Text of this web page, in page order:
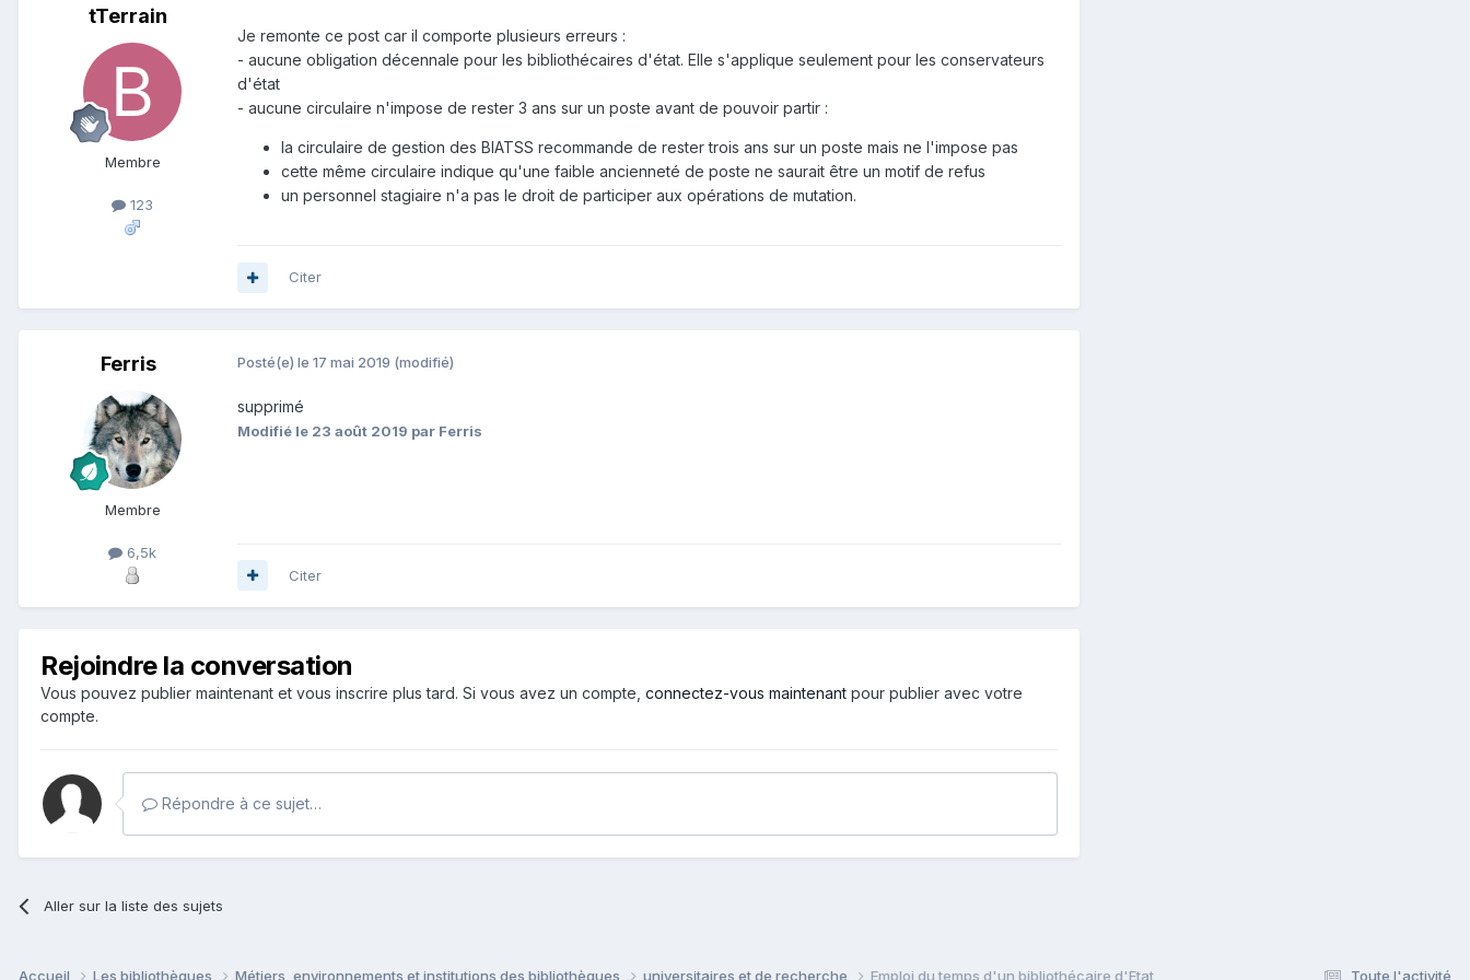
tTerrain
Membre
123
Je remonte ce post car il comporte plusieurs erreurs :
- aucune obligation décennale pour les bibliothécaires d'état. Elle s'applique seulement pour les conservateurs
d'état
- aucune circulaire n'impose de rester 3 ans sur un poste avant de pouvoir partir :
la circulaire de gestion des BIATSS recommande de rester trois ans sur un poste mais ne l'impose pas
cette même circulaire indique qu'une faible ancienneté de poste ne saurait être un motif de refus
un personnel stagiaire n'a pas le droit de participer aux opérations de mutation.
Citer
Ferris
Membre
6,5k
Posté(e) le 17 mai 2019 (modifié)
supprimé
Modifié le 23 août 2019 par Ferris
Citer
Rejoindre la conversation
Vous pouvez publier maintenant et vous inscrire plus tard. Si vous avez un compte, connectez-vous maintenant pour publier avec votre
compte.
Répondre à ce sujet…
Aller sur la liste des sujets
Toute l'activité
Accueil Les bibliothèques Métiers, environnements et institutions des bibliothèques universitaires et de recherche Emploi du temps d'un bibliothécaire d'Etat